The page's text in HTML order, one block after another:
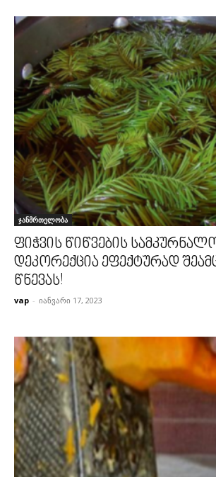
ჯანმრთელობა
ფიჭვის წიწვების
დეკორექცია ეფექტურად
წნევას!
vap - იანვარი 17, 2023